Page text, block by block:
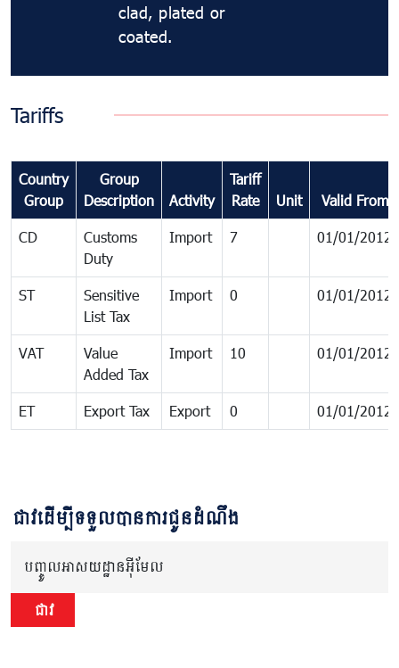
clad, plated or
coated.
Tariffs
Country
Group
Group
Description
Activity
Tariff
Rate
Unit Valid From
CD
Customs
Duty
Import 7 01/01/2012
ST
Sensitive
List Tax
Import 0 01/01/2012
VAT
Value
Added Tax
Import 10 01/01/2012
ET Export Tax Export 0 01/01/2012
ជាវដើម្បីទទួលបានការជូនដំណឹង
បញ្ចូលអាសយដ្ឋានអ៊ីមែល
ជាវ